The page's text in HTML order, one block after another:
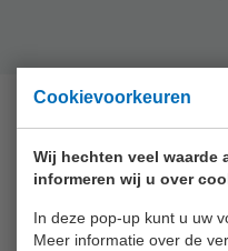
Cookievoorkeuren
Wij hechten veel waarde
informeren wij u over
In deze pop-up kunt u uw
Meer informatie over de
Collectie
Aqua Fun